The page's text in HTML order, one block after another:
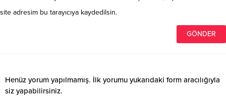
site adresim bu tarayıcıya kaydedilsin.
Henüz yorum yapılmamış. İlk yorumu yukarıdaki form aracılığıyla
siz yapabilirsiniz.